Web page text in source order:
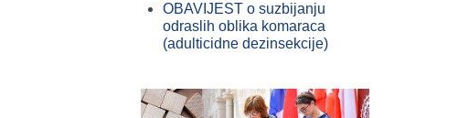
OBAVIJEST o suzbijanju
odraslih oblika komaraca
(adulticidne dezinsekcije)